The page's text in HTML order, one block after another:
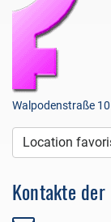
Walpodenstraße
Location
Kontakte